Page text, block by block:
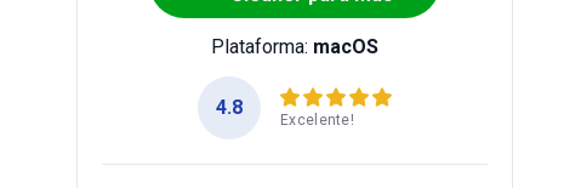
Plataforma: macOS
4.8
Excelente!